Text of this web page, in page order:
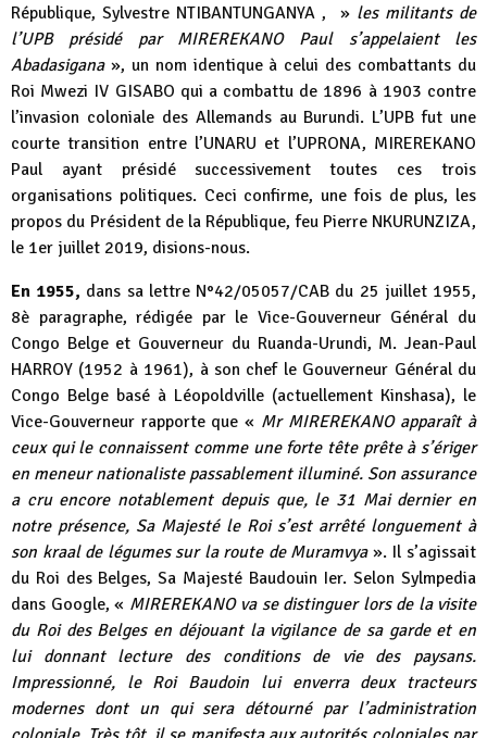
République, Sylvestre NTIBANTUNGANYA , » les militants de
l’UPB présidé par MIREREKANO Paul s’appelaient les
Abadasigana», un nom identique à celui des combattants du
Roi Mwezi IV GISABO qui a combattu de 1896 à 1903 contre
l’invasion coloniale des Allemands au Burundi. L’UPB fut une
courte transition entre l’UNARU et l’UPRONA, MIREREKANO
Paul ayant présidé successivement toutes ces trois
organisations politiques. Ceci confirme, une fois de plus, les
propos du Président de la République, feu Pierre NKURUNZIZA,
le 1er juillet 2019, disions-nous.
En 1955, dans sa lettre N°42/05057/CAB du 25 juillet 1955,
8è paragraphe, rédigée par le Vice-Gouverneur Général du
Congo Belge et Gouverneur du Ruanda-Urundi, M. Jean-Paul
HARROY (1952 à 1961), à son chef le Gouverneur Général du
Congo Belge basé à Léopoldville (actuellement Kinshasa), le
Vice-Gouverneur rapporte que « Mr MIREREKANO apparaît à
ceux qui le connaissent comme une forte tête prête à s’ériger
en meneur nationaliste passablement illuminé. Son assurance
a cru encore notablement depuis que, le 31 Mai dernier en
notre présence, Sa Majesté le Roi s’est arrêté longuement à
son kraal de légumes sur la route de Muramvya». Il s’agissait
du Roi des Belges, Sa Majesté Baudouin Ier. Selon Sylmpedia
dans Google, « MIREREKANO va se distinguer lors de la visite
du Roi des Belges en déjouant la vigilance de sa garde et en
lui donnant lecture des conditions de vie des paysans.
Impressionné, le Roi Baudoin lui enverra deux tracteurs
modernes dont un qui sera détourné par l’administration